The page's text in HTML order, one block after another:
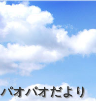
パオパオだより